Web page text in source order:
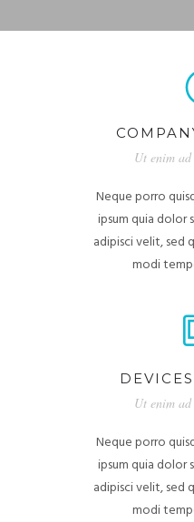
Ut enim
Neque porro
ipsum quia dolor
adipisci velit, sed
modi
Ut enim
Neque porro
ipsum quia dolor
adipisci velit, sed
modi